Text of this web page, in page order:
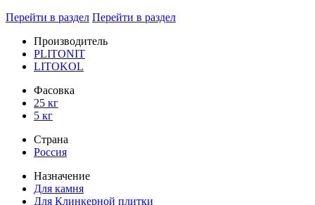
Перейти в раздел Перейти в раздел
Производитель
PLITONIT
LITOKOL
Фасовка
25 кг
5 кг
Страна
Россия
Назначение
Для камня
Для Клинкерной плитки